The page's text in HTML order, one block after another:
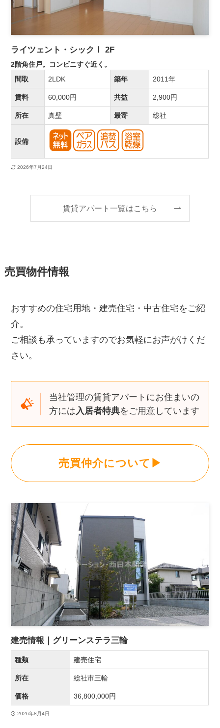
ライツェント・シックⅠ 2F
2階角住戸。コンビニすぐ近く。
間取
2LDK 築年 2011年
賃料 60,000円 共益 2,900円
所在 真壁 最寄 総社
設備
2026年7月24日
賃貸アパート一覧はこちら
売買物件情報
おすすめの住宅用地・建売住宅・中古住宅をご紹
介。
ご相談も承っていますのでお気軽にお声がけくだ
さい。
当社管理の賃貸アパートにお住まいの
方には 入居者特典をご用意しています
売買仲介について▶
建売情報｜グリーンステラ三輪
種類 建売住宅
所在 総社市三輪
価格 36,800,000円
2026年8月4日